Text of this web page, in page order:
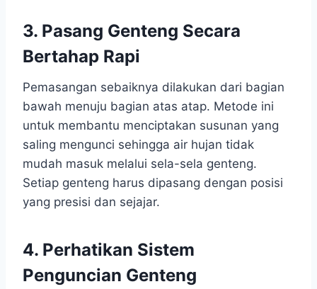
3. Pasang Genteng Secara
Bertahap Rapi
Pemasangan sebaiknya dilakukan dari bagian
bawah menuju bagian atas atap. Metode ini
untuk membantu menciptakan susunan yang
saling mengunci sehingga air hujan tidak
mudah masuk melalui sela-sela genteng.
Setiap genteng harus dipasang dengan posisi
yang presisi dan sejajar.
4. Perhatikan Sistem
Penguncian Genteng